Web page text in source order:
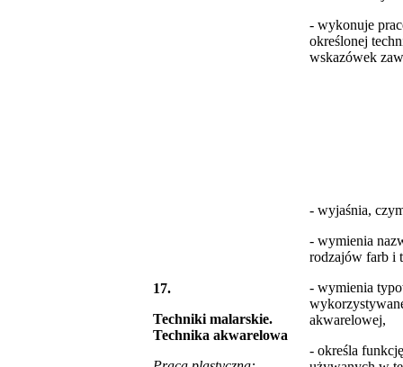
- wykonuje
określonej
wskazówek
17.
Techniki malarskie.
Technika akwarelowa
- wyjaśnia,
- wymienia
rodzajów farb i
- wymienia
akwarelowej,
- określa